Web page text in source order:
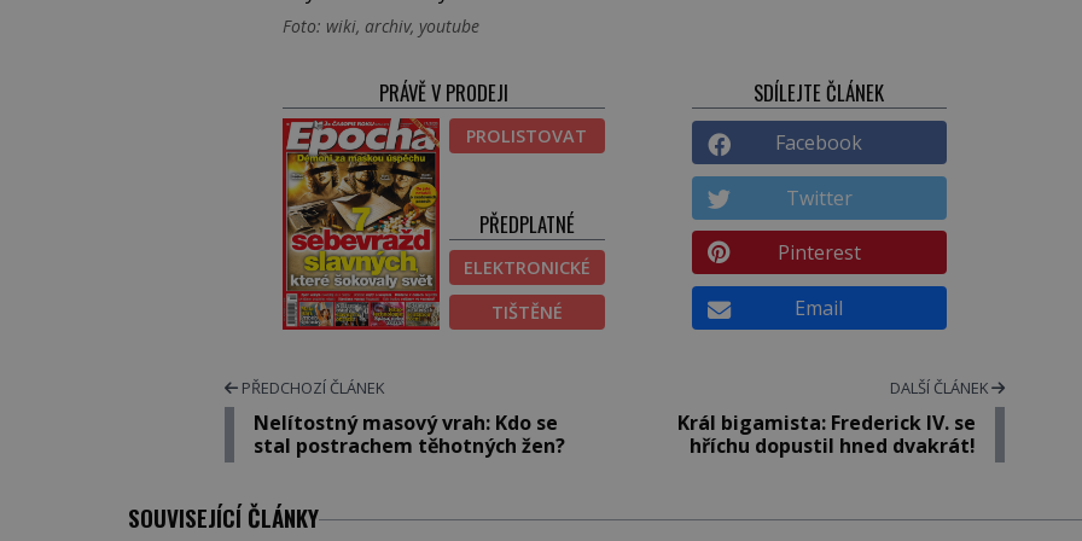
Foto: wiki, archiv, youtube
PRÁVĚ V PRODEJI
PROLISTOVAT
PŘEDPLATNÉ
ELEKTRONICKÉ
TIŠTĚNÉ
SDÍLEJTE ČLÁNEK
Facebook
Twitter
Pinterest
Email
PŘEDCHOZÍ ČLÁNEK
Nelítostný masový vrah: Kdo se
stal postrachem těhotných žen?
DALŠÍ ČLÁNEK
Král bigamista: Frederick IV. se
hříchu dopustil hned dvakrát!
SOUVISEJÍCÍ ČLÁNKY